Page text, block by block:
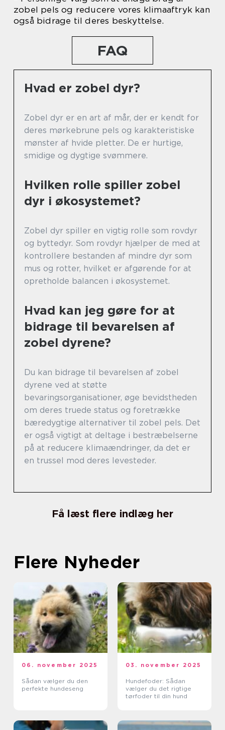
zobel pels og reducere vores klimaaftryk kan
også bidrage til deres beskyttelse.
FAQ
Hvad er zobel dyr?
Zobel dyr er en art af mår, der er kendt for
deres mørkebrune pels og karakteristiske
mønster af hvide pletter. De er hurtige,
smidige og dygtige svømmere.
Hvilken rolle spiller zobel
dyr i økosystemet?
Zobel dyr spiller en vigtig rolle som rovdyr
og byttedyr. Som rovdyr hjælper de med at
kontrollere bestanden af mindre dyr som
mus og rotter, hvilket er afgørende for at
opretholde balancen i økosystemet.
Hvad kan jeg gøre for at
bidrage til bevarelsen af
zobel dyrene?
Du kan bidrage til bevarelsen af zobel
dyrene ved at støtte
bevaringsorganisationer, øge bevidstheden
om deres truede status og foretrække
bæredygtige alternativer til zobel pels. Det
er også vigtigt at deltage i bestræbelserne
på at reducere klimaændringer, da det er
en trussel mod deres levesteder.
Få læst flere indlæg her
Flere Nyheder
06. november 2025
Sådan vælger du den
perfekte hundeseng
03. november 2025
Hundefoder: Sådan
vælger du det rigtige
tørfoder til din hund